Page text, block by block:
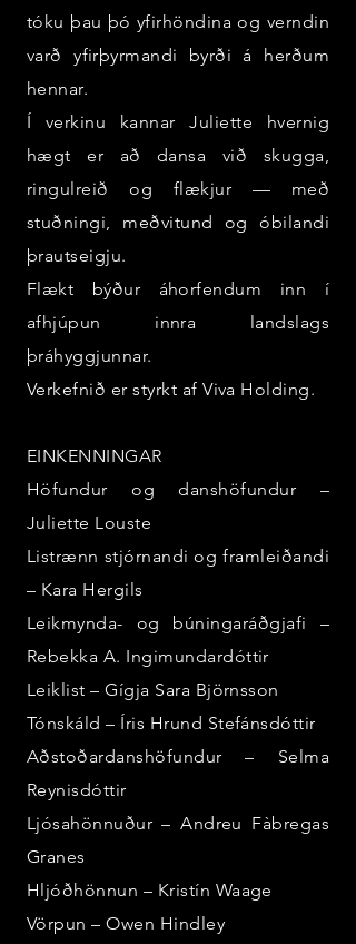
tóku þau þó yfirhöndina og verndin
varð yfirþyrmandi byrði á herðum
hennar.
Í verkinu kannar Juliette hvernig
hægt er að dansa við skugga,
ringulreið og flækjur — með
stuðningi, meðvitund og óbilandi
þrautseigju.
Flækt býður áhorfendum inn í
afhjúpun innra landslags
þráhyggjunnar.
Verkefnið er styrkt af Viva Holding.
EINKENNINGAR
Höfundur og danshöfundur –
Juliette Louste
Listrænn stjórnandi og framleiðandi
– Kara Hergils
Leikmynda- og búningaráðgjafi –
Rebekka A. Ingimundardóttir
Leiklist – Gígja Sara Björnsson
Tónskáld – Íris Hrund Stefánsdóttir
Aðstoðardanshöfundur – Selma
Reynisdóttir
Ljósahönnuður – Andreu Fàbregas
Granes
Hljóðhönnun – Kristín Waage
Vörpun – Owen Hindley